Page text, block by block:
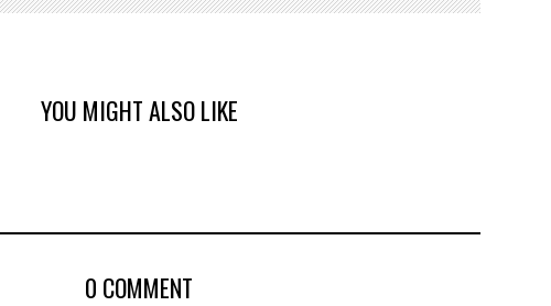
YOU MIGHT ALSO LIKE
0 COMMENT